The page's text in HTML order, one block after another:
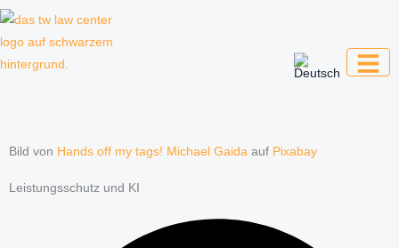
Zum
Bild von Hands off my tags! Michael Gaida auf Pixabay
Leistungsschutz und KI